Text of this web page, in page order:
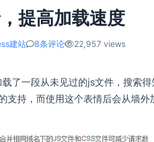
提高加载速度
建站 8条评论 22,957 views
了一段从未见过的js文件，搜索
持，而使用这个表情后会从墙外